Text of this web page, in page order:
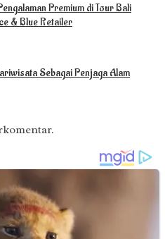
Premium di Tour Bali
& Blue Retailer
Sebagai Penjaga Alam